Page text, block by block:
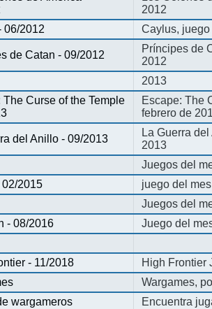
2012
06/2012
Caylus,
de Catan - 09/2012
Príncipes de
2012
2013
The Curse of the Temple
Escape: The
febrero de
del Anillo - 09/2013
La Guerra
2013
Juegos del
02/2015
juego del
Juegos del
- 08/2016
Juego del
- 11/2018
High Frontier
Wargames,
wargameros
Encuentra